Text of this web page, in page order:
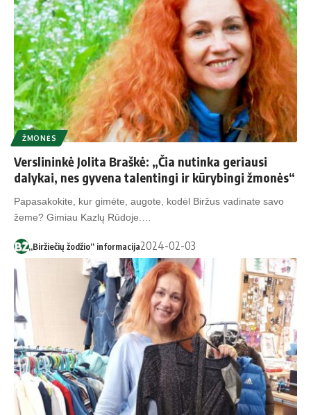
ŽMONĖS
Verslininkė Jolita Braškė: „Čia nutinka geriausi
dalykai, nes gyvena talentingi ir kūrybingi žmonės“
Papasakokite, kur gimėte, augote, kodėl Biržus vadinate savo
žeme? Gimiau Kazlų Rūdoje.…
„Biržiečių žodžio“ informacija2024-02-03